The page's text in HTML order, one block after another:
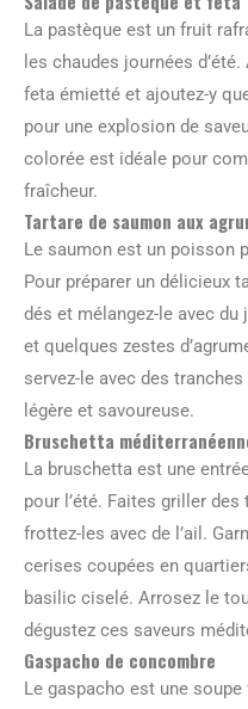
La pastèque est un fruit
les chaudes journées
feta émietté et ajoutez-y
pour une explosion de
colorée est idéale pour
fraîcheur.
Tartare de saumon aux
Le saumon est un poisson
Pour préparer un délicieux
dés et mélangez-le avec du
et quelques zestes
servez-le avec des
légère et savoureuse.
Bruschetta
La bruschetta est une
pour l’été. Faites griller
frottez-les avec de l’ail.
cerises coupées en
basilic ciselé. Arrosez le
dégustez ces saveurs
Gaspacho de concombre
Le gaspacho est une